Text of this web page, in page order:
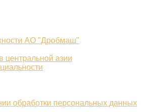
АО "Дробмаш"
центральной азии
обработки персональных данных